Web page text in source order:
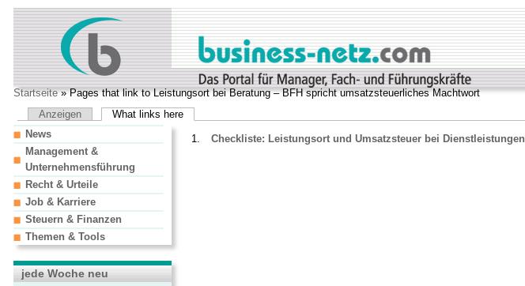
Startseite» Pages that link to Leistungsort bei Beratung – BFH spricht umsatzsteuerliches Machtwort
Anzeigen
What links here
Checkliste: Leistungsort und Umsatzsteuer bei Dienstleistungen
News
Management &
Unternehmensführung
Recht & Urteile
Job & Karriere
Steuern & Finanzen
Themen & Tools
jede Woche neu